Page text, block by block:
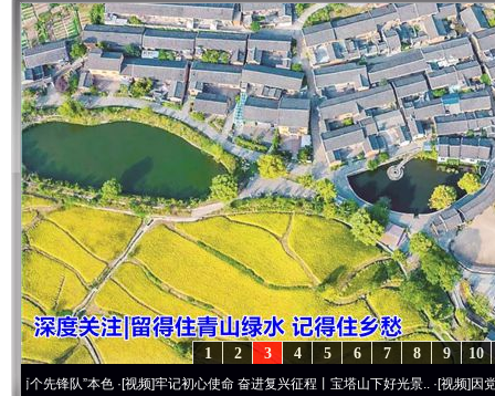
10
9
8
7
6
5
4
3
2
1
”本色·[视频]牢记初心使命 奋进复兴征程丨宝塔山下好光景..·[视频]因党而生 为党